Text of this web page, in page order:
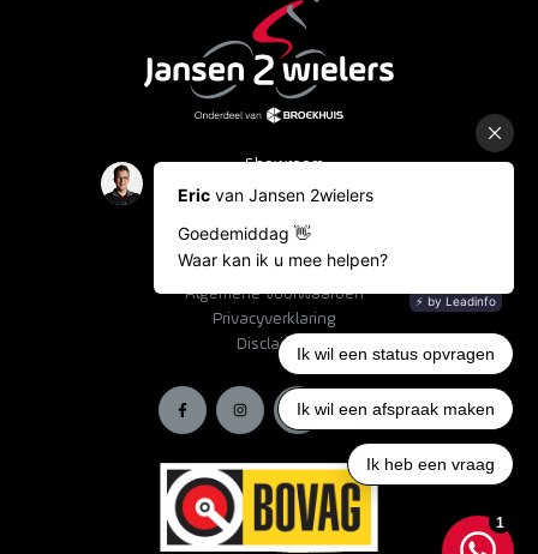
Showroom
Occasions
Bestelinformatie
Algemene voorwaarden
Privacyverklaring
Disclaimer